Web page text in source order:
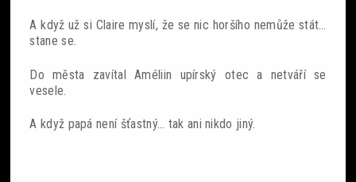
A když už si Claire myslí, že se nic horšího nemůže stát…
stane se.
Do města zavítal Améliin upírský otec a netváří se
vesele.
A když papá není šťastný… tak ani nikdo jiný.